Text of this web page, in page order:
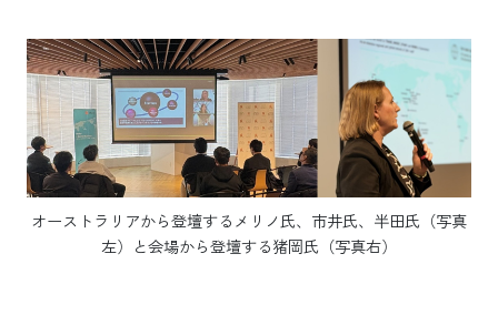
オーストラリアから登壇するメリノ氏、市井氏、半田氏（写真
左）と会場から登壇する猪岡氏（写真右）